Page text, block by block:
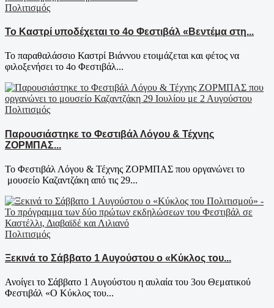
Πολιτισμός
Το Καστρί υποδέχεται το 4ο Φεστιβάλ «Βεντέμα στη...
Το παραθαλάσσιο Καστρί Βιάννου ετοιμάζεται και φέτος να
φιλοξενήσει το 4ο Φεστιβάλ...
Πολιτισμός
Παρουσιάστηκε το Φεστιβάλ Λόγου & Τέχνης
ΖΟΡΜΠΑΣ...
To Φεστιβάλ Λόγου & Τέχνης ΖΟΡΜΠΑΣ που οργανώνει το
μουσείο Καζαντζάκη από τις 29...
Πολιτισμός
Ξεκινά το Σάββατο 1 Αυγούστου ο «Κύκλος του...
Ανοίγει το Σάββατο 1 Αυγούστου η αυλαία του 3ου Θεματικού
Φεστιβάλ «Ο Κύκλος του...